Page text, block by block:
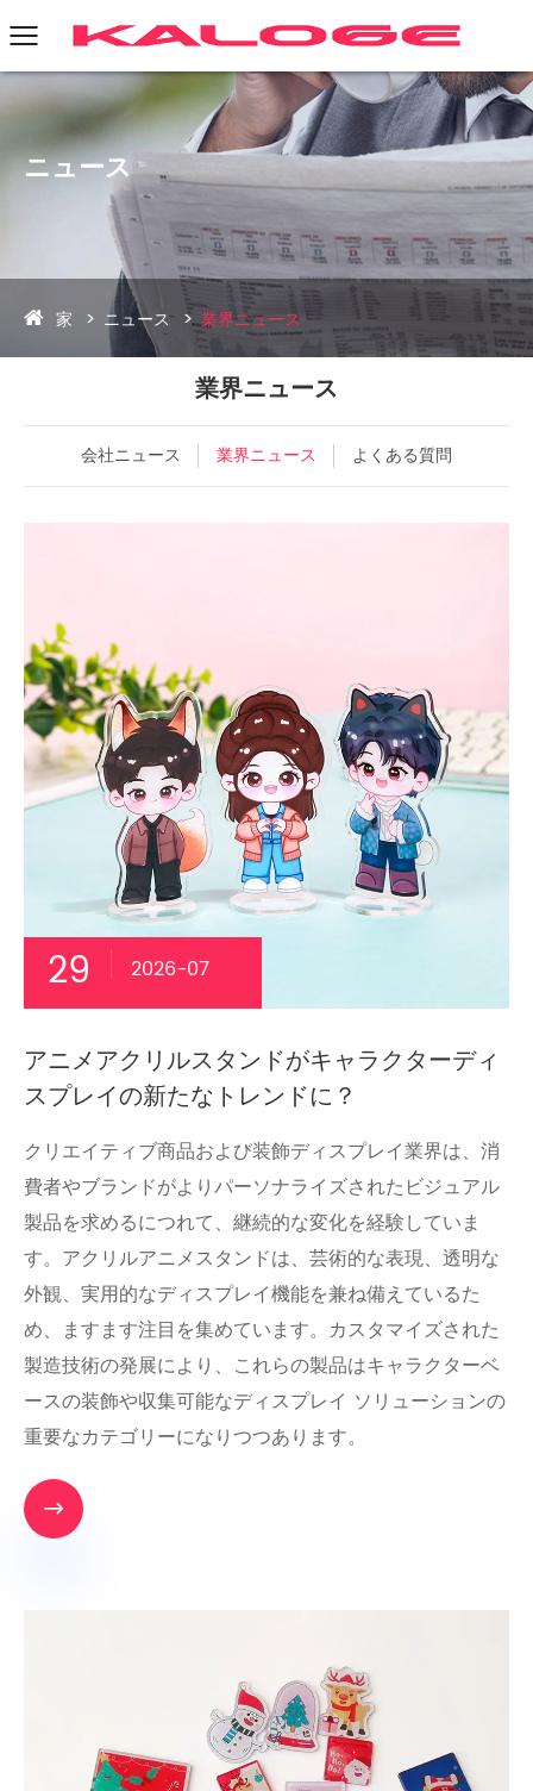
ニュース
家 ニュース 業界ニュース
業界ニュース
会社ニュース 業界ニュース よくある質問
29 2026-07
アニメアクリルスタンドがキャラクターディ
スプレイの新たなトレンドに？
クリエイティブ商品および装飾ディスプレイ業界は、消
費者やブランドがよりパーソナライズされたビジュアル
製品を求めるにつれて、継続的な変化を経験していま
す。アクリルアニメスタンドは、芸術的な表現、透明な
外観、実用的なディスプレイ機能を兼ね備えているた
め、ますます注目を集めています。カスタマイズされた
製造技術の発展により、これらの製品はキャラクターベ
ースの装飾や収集可能なディスプレイ ソリューションの
重要なカテゴリーになりつつあります。
